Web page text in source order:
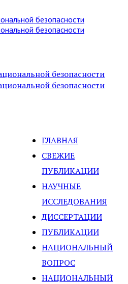
ГЛАВНАЯ
СВЕЖИЕ
ПУБЛИКАЦИИ
НАУЧНЫЕ
ИССЛЕДОВАНИЯ
ДИССЕРТАЦИИ
ПУБЛИКАЦИИ
НАЦИОНАЛЬНЫЙ
ВОПРОС
НАЦИОНАЛЬНЫЙ